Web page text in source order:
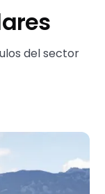
del sector